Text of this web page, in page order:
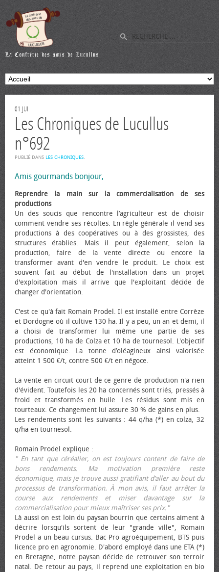
01 JUI
Les Chroniques de Lucullus
n°692
PUBLIÉ DANS LES CHRONIQUES.
Amis gourmands bonjour,
Reprendre la main sur la commercialisation de ses
productions
Un des soucis que rencontre l’agriculteur est de choisir
comment vendre ses récoltes. En règle générale il vend ses
productions à des coopératives ou à des grossistes, des
structures établies. Mais il peut également, selon la
production, faire de la vente directe ou encore la
transformer avant d'en vendre le produit. Le choix est
souvent fait au début de l'installation dans un projet
d'exploitation mais il arrive que l'exploitant décide de
changer d'orientation.
C'est ce qu'à fait Romain Prodel. Il est installé entre Corrèze
et Dordogne où il cultive 130 ha. Il y a peu, un an et demi, il
a choisi de transformer lui même une partie de ses
productions, 10 ha de Colza et 10 ha de tournesol. L'objectif
est économique. La tonne d’oléagineux ainsi valorisée
atteint 1 500 €/t, contre 500 €/t en négoce.
La vente en circuit court de ce genre de production n'a rien
d'évident. Toutefois les 20 ha concernés sont triés, pressés à
froid et transformés en huile. Les résidus sont mis en
tourteaux. Ce changement lui assure 30 % de gains en plus.
Les rendements sont les suivants : 44 q/ha (*) en colza, 32
q/ha en tournesol.
Romain Prodel explique :
" En tant que céréalier, on est toujours content de faire de
bons rendements. Ma motivation première reste
économique, mais je trouve aussi gratifiant d’aller au bout du
processus de transformation. À mon avis, il faut arrêter la
course aux rendements et miser davantage sur la
commercialisation pour mieux maîtriser ses prix."
Là aussi on est loin du paysan bourrin que certains aiment à
décrire lorsqu'ils sortent de leur "grande ville", Romain
Prodel a un beau cursus. Bac Pro agroéquipement, BTS puis
licence pro en agronomie. D'abord employé dans une ETA (*)
en Bretagne, notre paysan décide de retrouver son terroir
natal. De retour au pays, il reprend une exploitation en bio